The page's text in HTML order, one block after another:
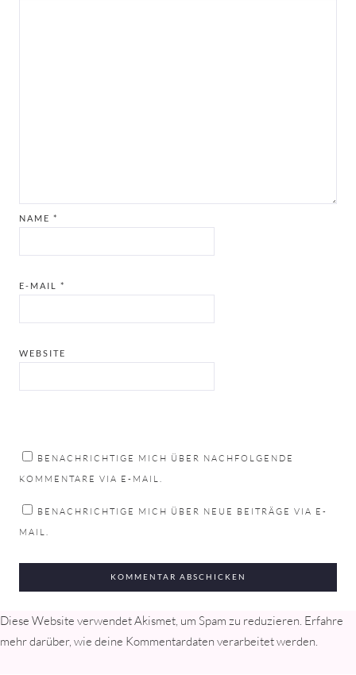
NAME *
E-MAIL *
WEBSITE
BENACHRICHTIGE MICH ÜBER NACHFOLGENDE
KOMMENTARE VIA E-MAIL.
BENACHRICHTIGE MICH ÜBER NEUE BEITRÄGE VIA E-
MAIL.
Diese Website verwendet Akismet, um Spam zu reduzieren. Erfahre
mehr darüber, wie deine Kommentardaten verarbeitet werden.